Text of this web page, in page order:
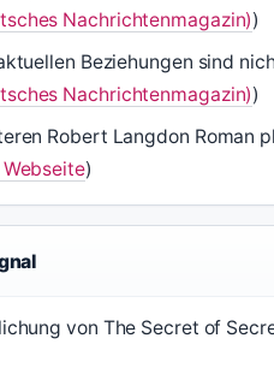
Nachrichtenmagazin))
Beziehungen sind
Nachrichtenmagazin))
Robert Langdon Roman
)
von The Secret of